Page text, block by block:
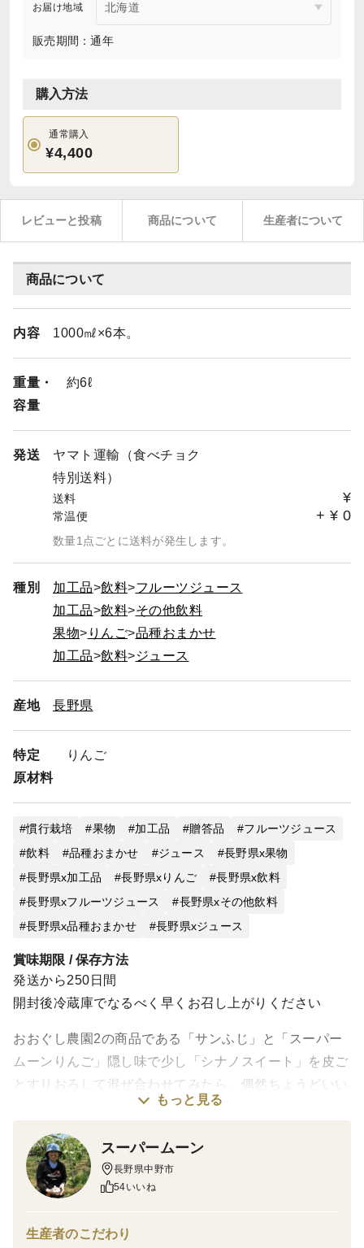
お届け地域
販売期間：通年
購入方法
通常購入
¥4,400
レビューと投稿 商品について 生産者について
商品について
内容 1000㎖×6本。
重量・
容量
約6ℓ
発送
ヤマト運輸（食べチョク
特別送料）
送料 ¥
常温便 + ¥ 0
数量1点ごとに送料が発生します。
種別 加工品 飲料
フルーツジュース
加工品
飲料
その他飲料
果物
りんご 品種おまかせ
加工品
飲料 ジュース
産地 長野県
特定
原材料
りんご
慣行栽培 果物 加工品 贈答品
フルーツジュース
飲料
品種おまかせ ジュース
長野県x果物
長野県x加工品
長野県xりんご
長野県x飲料
長野県xフルーツジュース
長野県xその他飲料
長野県x品種おまかせ
長野県xジュース
賞味期限 / 保存方法
発送から250日間
開封後冷蔵庫でなるべく早くお召し上がりください
おおぐし農園2の商品である「サンふじ」と「スーパー
ムーンりんご」隠し味で少し「シナノスイート」を皮ご
とすりおろして混ぜ合わせてみたら、偶然ちょうどいい
比率を発見しました☆その名も「偶然生まれたりんご
んごを贅沢に使用しています♪
「皮は取り除くものじゃないの？」と思う方がいらっ
いるのは理由があります。
もっと見る
スーパームーン
長野県中野市
54いいね
生産者のこだわり